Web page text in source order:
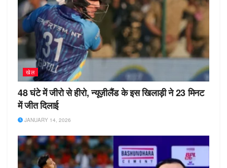
खेल
48 घंटे में जीरो से हीरो, न्यूज़ीलैंड के इस खिलाड़ी ने 23 मिनट
में जीत दिलाई
JANUARY 14, 2026